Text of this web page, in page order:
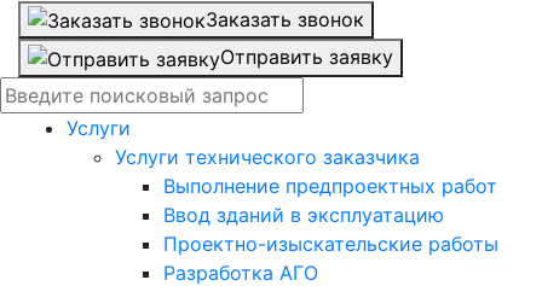
Заказать звонок
Отправить заявку
Услуги
Услуги технического заказчика
Выполнение предпроектных работ
Ввод зданий в эксплуатацию
Проектно-изыскательские работы
Разработка АГО